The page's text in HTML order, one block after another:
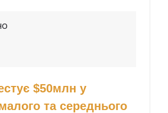
$50млн у
та середнього